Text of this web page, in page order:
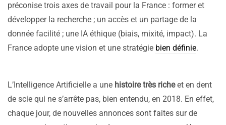
préconise trois axes de travail pour la France : former et
développer la recherche ; un accès et un partage de la
donnée facilité ; une IA éthique (biais, mixité, impact). La
France adopte une vision et une stratégie bien définie.
L’Intelligence Artificielle a une histoire très richeet en dent
de scie qui ne s’arrête pas, bien entendu, en 2018. En effet,
chaque jour, de nouvelles annonces sont faites sur de